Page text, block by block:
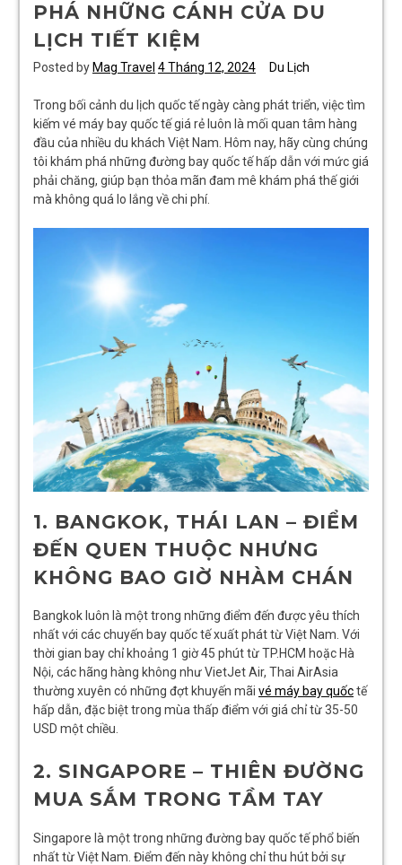
PHÁ NHỮNG CÁNH CỬA DU
LỊCH TIẾT KIỆM
Posted by Mag Travel 4 Tháng 12, 2024 Du Lịch
Trong bối cảnh du lịch quốc tế ngày càng phát triển, việc tìm
kiếm vé máy bay quốc tế giá rẻ luôn là mối quan tâm hàng
đầu của nhiều du khách Việt Nam. Hôm nay, hãy cùng chúng
tôi khám phá những đường bay quốc tế hấp dẫn với mức giá
phải chăng, giúp bạn thỏa mãn đam mê khám phá thế giới
mà không quá lo lắng về chi phí.
1. BANGKOK, THÁI LAN – ĐIỂM
ĐẾN QUEN THUỘC NHƯNG
KHÔNG BAO GIỜ NHÀM CHÁN
Bangkok luôn là một trong những điểm đến được yêu thích
nhất với các chuyến bay quốc tế xuất phát từ Việt Nam. Với
thời gian bay chỉ khoảng 1 giờ 45 phút từ TP.HCM hoặc Hà
Nội, các hãng hàng không như VietJet Air, Thai AirAsia
thường xuyên có những đợt khuyến mãi vé máy bay quốctế
hấp dẫn, đặc biệt trong mùa thấp điểm với giá chỉ từ 35-50
USD một chiều.
2. SINGAPORE – THIÊN ĐƯỜNG
MUA SẮM TRONG TẦM TAY
Singapore là một trong những đường bay quốc tế phổ biến
nhất từ Việt Nam. Điểm đến này không chỉ thu hút bởi sự